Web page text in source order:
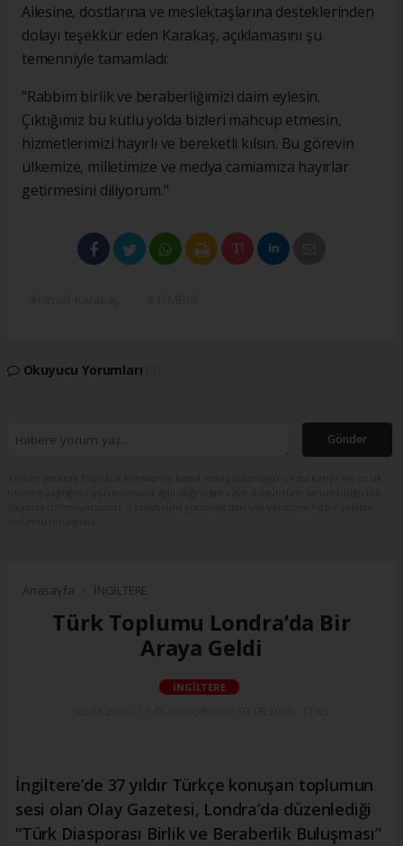
Ailesine, dostlarına ve meslektaşlarına desteklerinden
dolayı teşekkür eden Karakaş, açıklamasını şu
temenniyle tamamladı:
"Rabbim birlik ve beraberliğimizi daim eylesin.
Çıktığımız bu kutlu yolda bizleri mahcup etmesin,
hizmetlerimizi hayırlı ve bereketli kılsın. Bu görevin
ülkemize, milletimize ve medya camiamıza hayırlar
getirmesini diliyorum."
Okuyucu Yorumları
Gönder
Anasayfa İNGİLTERE
Türk Toplumu Londra’da Bir
Araya Geldi
İNGİLTERE
İngiltere’de 37 yıldır Türkçe konuşan toplumun
sesi olan Olay Gazetesi, Londra’da düzenlediği
“Türk Diasporası Birlik ve Beraberlik Buluşması”